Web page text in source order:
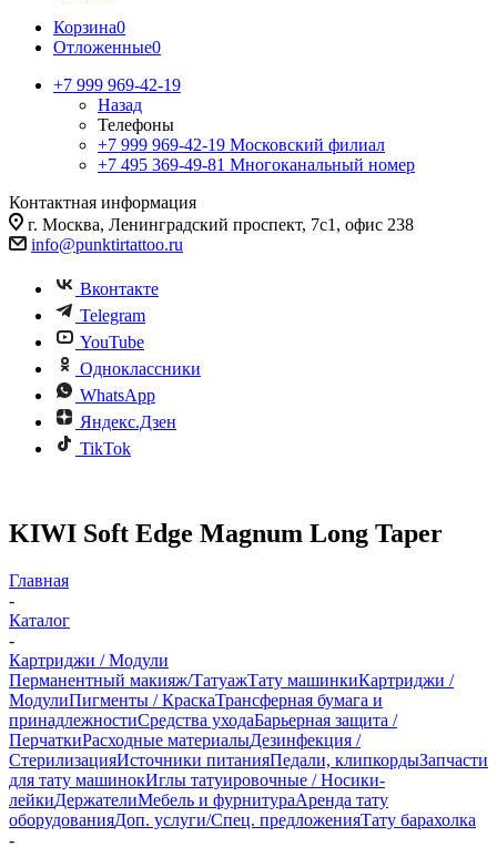
Корзина0
Отложенные0
+7 999 969-42-19
Назад
Телефоны
+7 999 969-42-19 Московский филиал
+7 495 369-49-81 Многоканальный номер
Контактная информация
г. Москва, Ленинградский проспект, 7с1, офис 238
info@punktirtattoo.ru
Вконтакте
Telegram
YouTube
Одноклассники
WhatsApp
Яндекс.Дзен
TikTok
KIWI Soft Edge Magnum Long Taper
Главная
-
Каталог
-
Картриджи / Модули
Перманентный макияж/ТатуажТату машинкиКартриджи /
МодулиПигменты / КраскаТрансферная бумага и
принадлежностиСредства уходаБарьерная защита /
ПерчаткиРасходные материалыДезинфекция /
СтерилизацияИсточники питанияПедали, клипкордыЗапчасти
для тату машинокИглы татуировочные / Носики-
лейкиДержателиМебель и фурнитураАренда тату
оборудованияДоп. услуги/Спец. предложенияТату барахолка
-